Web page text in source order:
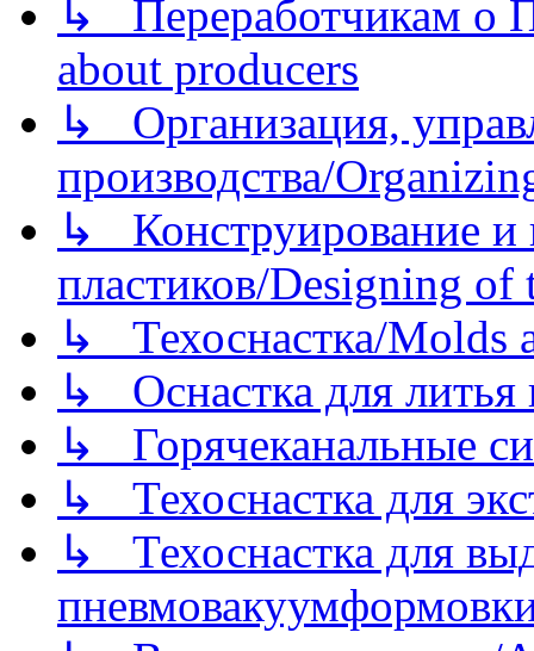
↳ Переработчикам о
about producers
↳ Организация,
производства/
↳ Конструирование и
пластиков/Designing of
↳ Техоснастка/Molds
↳ Оснастка для литья
↳ Горячеканальные
↳ Техоснастка для
↳ Техоснастка для